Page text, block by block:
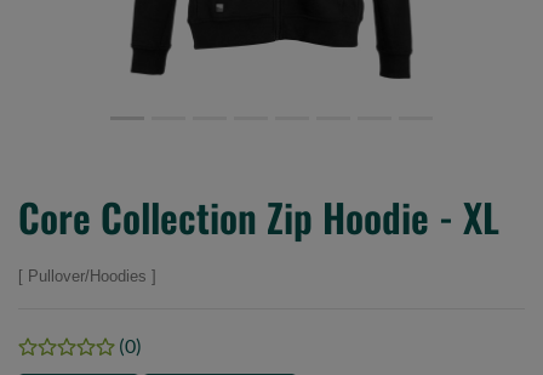
Core Collection Zip Hoodie - XL
Pullover/Hoodies
(0)